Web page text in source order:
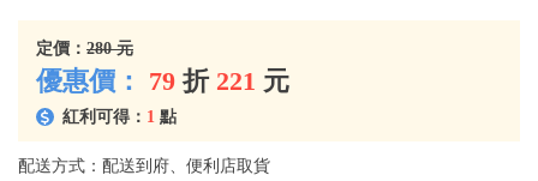
定價： 280 元
優惠價： 79 折 221 元
紅利可得： 1 點
配送方式：配送到府、便利店取貨